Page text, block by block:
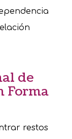
de
Forma
restos